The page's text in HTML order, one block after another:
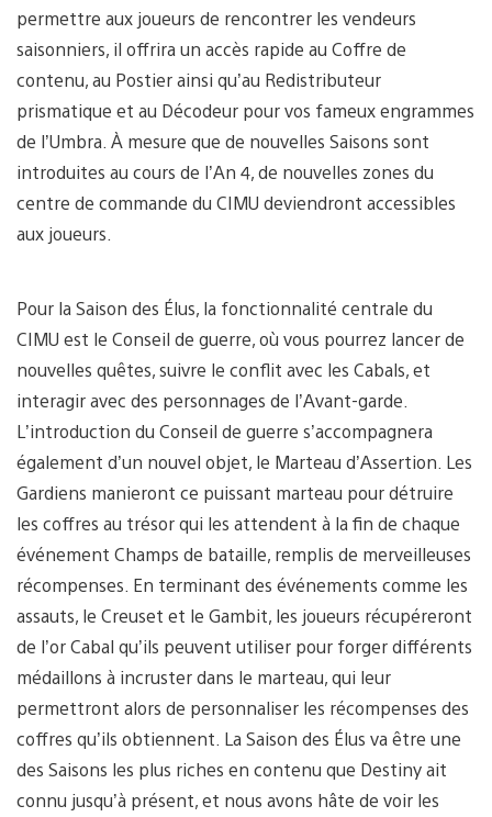
permettre aux joueurs de rencontrer les vendeurs
saisonniers, il offrira un accès rapide au Coffre de
contenu, au Postier ainsi qu’au Redistributeur
prismatique et au Décodeur pour vos fameux engrammes
de l’Umbra. À mesure que de nouvelles Saisons sont
introduites au cours de l’An 4, de nouvelles zones du
centre de commande du CIMU deviendront accessibles
aux joueurs.
Pour la Saison des Élus, la fonctionnalité centrale du
CIMU est le Conseil de guerre, où vous pourrez lancer de
nouvelles quêtes, suivre le conflit avec les Cabals, et
interagir avec des personnages de l’Avant-garde.
L’introduction du Conseil de guerre s’accompagnera
également d’un nouvel objet, le Marteau d’Assertion. Les
Gardiens manieront ce puissant marteau pour détruire
les coffres au trésor qui les attendent à la fin de chaque
événement Champs de bataille, remplis de merveilleuses
récompenses. En terminant des événements comme les
assauts, le Creuset et le Gambit, les joueurs récupéreront
de l’or Cabal qu’ils peuvent utiliser pour forger différents
médaillons à incruster dans le marteau, qui leur
permettront alors de personnaliser les récompenses des
coffres qu’ils obtiennent. La Saison des Élus va être une
des Saisons les plus riches en contenu que Destiny ait
connu jusqu’à présent, et nous avons hâte de voir les